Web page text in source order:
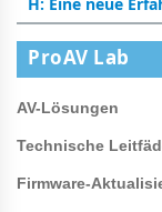
H: Eine neue
Klassenzimmer
ProAV Lab
AV-Lösungen
Technische
Firmware-